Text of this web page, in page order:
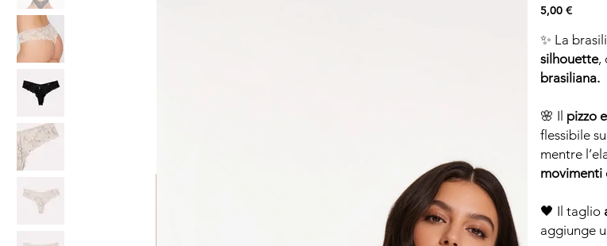
Prezzo
5,00 €
✨ La
silhouette,
brasiliana.
🌸 Il pizzo
flessibile
mentre
movimenti
🖤 Il taglio
aggiunge